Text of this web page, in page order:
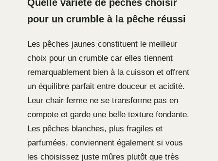
Quelle variété de pêches choisir
pour un crumble à la pêche réussi
Les pêches jaunes constituent le meilleur
choix pour un crumble car elles tiennent
remarquablement bien à la cuisson et offrent
un équilibre parfait entre douceur et acidité.
Leur chair ferme ne se transforme pas en
compote et garde une belle texture fondante.
Les pêches blanches, plus fragiles et
parfumées, conviennent également si vous
les choisissez juste mûres plutôt que très